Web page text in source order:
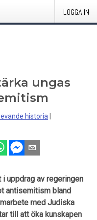
LOGGA IN
ungas
historia
uppdrag av regeringen
antisemitism bland
med Judiska
till att öka kunskapen